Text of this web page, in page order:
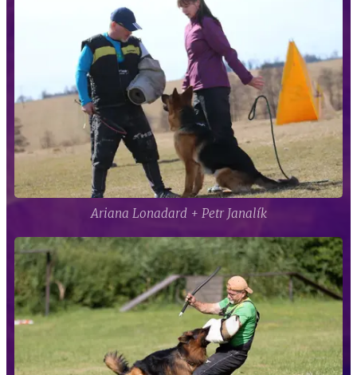
Ariana Lonadard + Petr Janalík